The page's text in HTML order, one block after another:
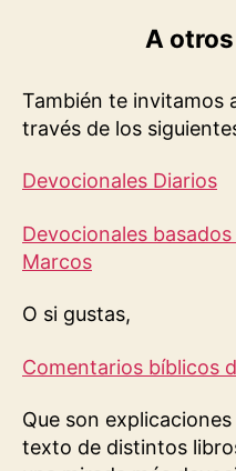
A
También te invitamos
través de los
Devocionales Diarios
Devocionales
Marcos
O si gustas,
Comentarios bíblicos
Que son
texto de distintos